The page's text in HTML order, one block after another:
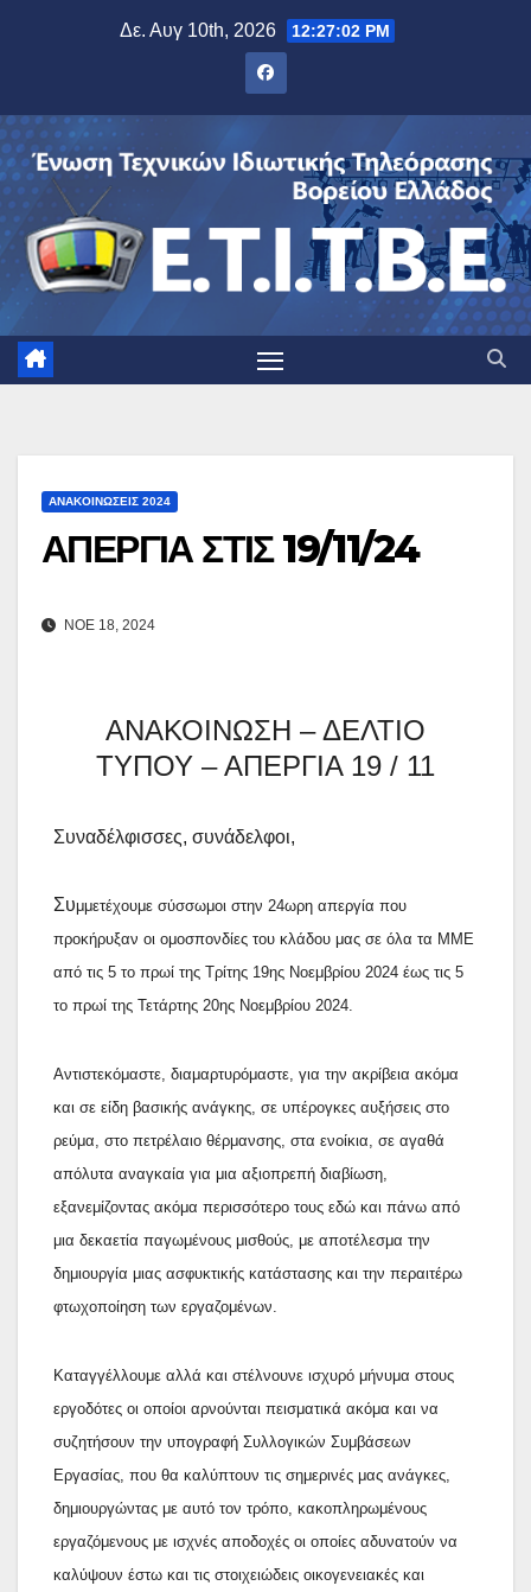
Δε. Αυγ 10th, 2026 12:27:03 PM
ΑΝΑΚΟΙΝΏΣΕΙΣ 2024
ΑΠΕΡΓΙΑ ΣΤΙΣ 19/11/24
ΝΟΈ 18, 2024
ΑΝΑΚΟΙΝΩΣΗ – ΔΕΛΤΙΟ
ΤΥΠΟΥ – ΑΠΕΡΓΙΑ 19 / 11
Συναδέλφισσες, συνάδελφοι,
Συμμετέχουμε σύσσωμοι στην 24ωρη απεργία που
προκήρυξαν οι ομοσπονδίες του κλάδου μας σε όλα τα ΜΜΕ
από τις 5 το πρωί της Τρίτης 19ης Νοεμβρίου 2024 έως τις 5
το πρωί της Τετάρτης 20ης Νοεμβρίου 2024.
Αντιστεκόμαστε, διαμαρτυρόμαστε, για την ακρίβεια ακόμα
και σε είδη βασικής ανάγκης, σε υπέρογκες αυξήσεις στο
ρεύμα, στο πετρέλαιο θέρμανσης, στα ενοίκια, σε αγαθά
απόλυτα αναγκαία για μια αξιοπρεπή διαβίωση,
εξανεμίζοντας ακόμα περισσότερο τους εδώ και πάνω από
μια δεκαετία παγωμένους μισθούς, με αποτέλεσμα την
δημιουργία μιας ασφυκτικής κατάστασης και την περαιτέρω
φτωχοποίηση των εργαζομένων.
Καταγγέλλουμε αλλά και στέλνουνε ισχυρό μήνυμα στους
εργοδότες οι οποίοι αρνούνται πεισματικά ακόμα και να
συζητήσουν την υπογραφή Συλλογικών Συμβάσεων
Εργασίας, που θα καλύπτουν τις σημερινές μας ανάγκες,
δημιουργώντας με αυτό τον τρόπο, κακοπληρωμένους
εργαζόμενους με ισχνές αποδοχές οι οποίες αδυνατούν να
καλύψουν έστω και τις στοιχειώδεις οικογενειακές και